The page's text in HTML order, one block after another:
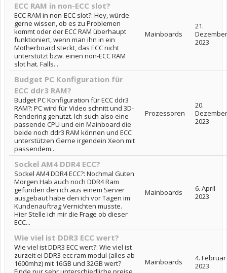
ECC RAM in non-ECC slot?
ECC RAM in non-ECC slot?: Hey, würde
gerne wissen, ob es zu Problemen
kommt oder der ECC RAM überhaupt
funktioniert, wenn man ihn in ein
Motherboard steckt, das ECC nicht
unterstützt bzw. einen non-ECC RAM
slot hat. Falls...
Mainboards
21.
Dezember
2023
Budget PC Konfiguration für
ECC ddr3 RAM?
Budget PC Konfiguration für ECC ddr3
RAM?: PC wird für Video schnitt und 3D-
Rendering genutzt. Ich such also eine
passende CPU und ein Mainboard die
beide noch ddr3 RAM können und ECC
unterstützen Gerne irgendein Xeon mit
passendem...
Prozessoren
20.
Dezember
2023
Sockel AM4 DDR4 ECC?
Sockel AM4 DDR4 ECC?: Nochmal Guten
Morgen Hab auch noch DDR4 Ram
gefunden den ich aus einem Server
ausgebaut habe den ich vor Tagen im
Kundenauftrag Vernichten musste.
Hier Stelle ich mir die Frage ob dieser
ECC...
Mainboards
6. April
2023
Wie viel ist DDR3 ECC wert?
Wie viel ist DDR3 ECC wert?: Wie viel ist
zurzeit ei DDR3 ecc ram modul (alles ab
1600mhz) mit 16GB und 32GB wert?
Mainboards
4. Februar
2023